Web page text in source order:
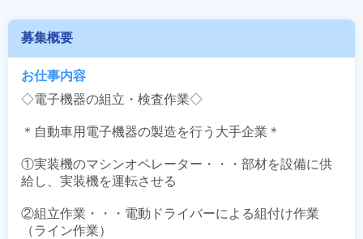
募集概要
お仕事内容
◇電子機器の組立・検査作業◇
＊自動車用電子機器の製造を行う大手企業＊
①実装機のマシンオペレーター・・・部材を設備に供
給し、実装機を運転させる
②組立作業・・・電動ドライバーによる組付け作業
（ライン作業）